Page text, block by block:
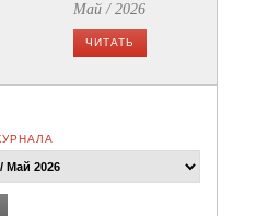
Май / 2026
ЧИТАТЬ